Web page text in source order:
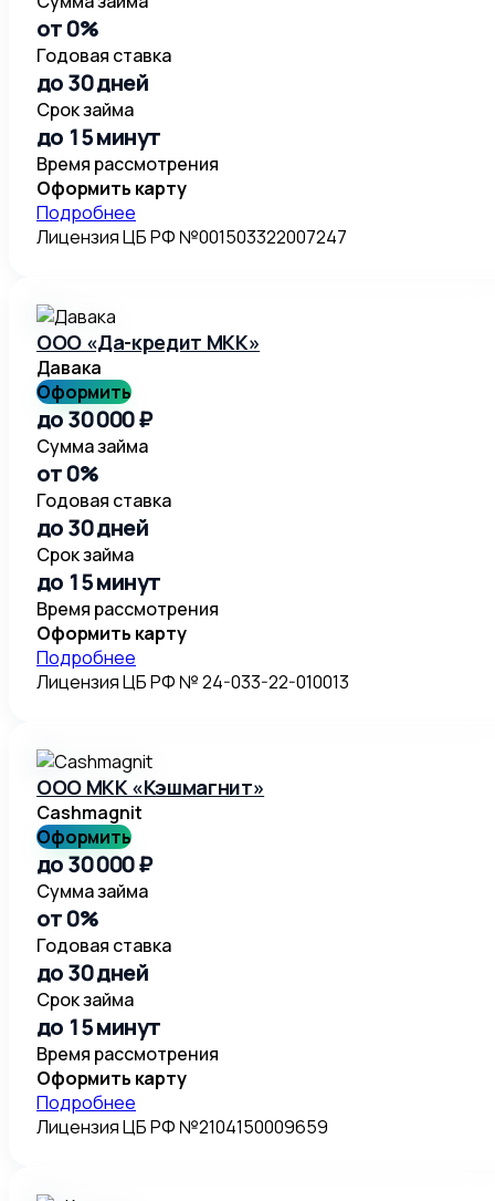
от 0%
Годовая ставка
до 30 дней
Срок займа
до 15 минут
Время рассмотрения
Оформить карту
Подробнее
Лицензия ЦБ РФ №001503322007247
ООО «Да-кредит МКК»
Давака
Оформить
до 30 000 ₽
Сумма займа
от 0%
Годовая ставка
до 30 дней
Срок займа
до 15 минут
Время рассмотрения
Оформить карту
Подробнее
Лицензия ЦБ РФ № 24-033-22-010013
ООО МКК «Кэшмагнит»
Cashmagnit
Оформить
до 30 000 ₽
Сумма займа
от 0%
Годовая ставка
до 30 дней
Срок займа
до 15 минут
Время рассмотрения
Оформить карту
Подробнее
Лицензия ЦБ РФ №2104150009659